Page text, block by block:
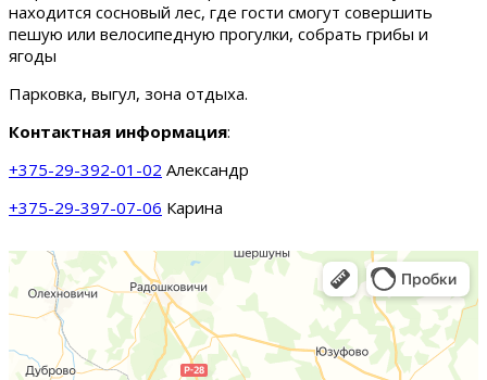
находится сосновый лес, где гости смогут совершить
пешую или велосипедную прогулки, собрать грибы и
ягоды
Парковка, выгул, зона отдыха.
Контактная информация:
+375-29-392-01-02 Александр
+375-29-397-07-06 Карина